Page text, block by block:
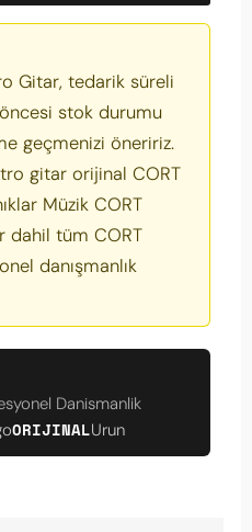
Gitar, tedarik süreli
stok durumu
geçmenizi öneririz.
gitar orijinal CORT
Müzik CORT
dahil tüm CORT
danışmanlık
Danismanlik
ORIJINALUrun